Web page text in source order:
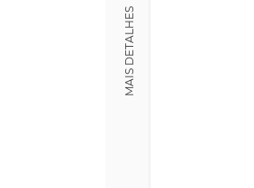
MAIS DETALHES